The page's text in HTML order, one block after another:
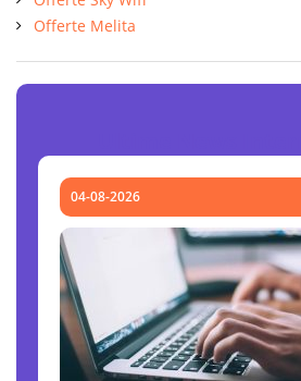
Offerte Melita
04-08-2026